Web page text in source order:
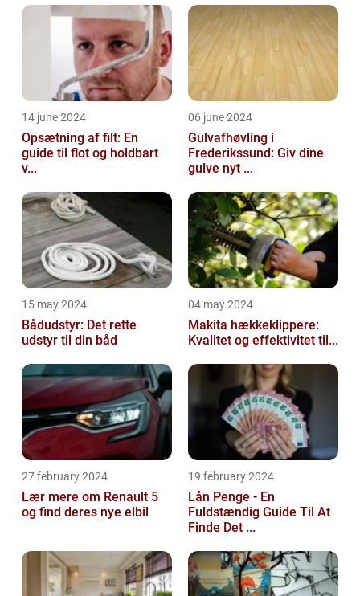
14 june 2024
Opsætning af filt: En
guide til flot og holdbart
v...
06 june 2024
Gulvafhøvling i
Frederikssund: Giv dine
gulve nyt ...
15 may 2024
Bådudstyr: Det rette
udstyr til din båd
04 may 2024
Makita hækkeklippere:
Kvalitet og effektivitet til...
27 february 2024
Lær mere om Renault 5
og find deres nye elbil
19 february 2024
Lån Penge - En
Fuldstændig Guide Til At
Finde Det ...